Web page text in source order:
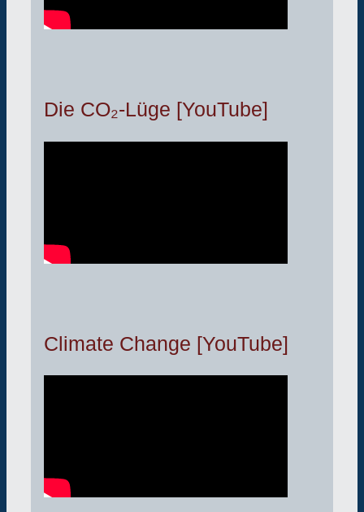
Die CO₂-Lüge [YouTube]
Climate Change [YouTube]